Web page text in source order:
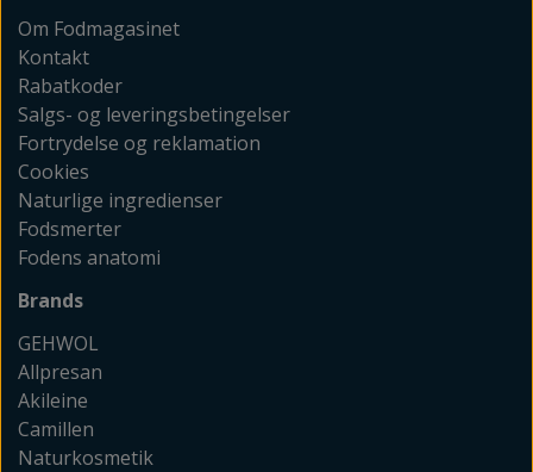
Om Fodmagasinet
Kontakt
Rabatkoder
Salgs- og leveringsbetingelser
Fortrydelse og reklamation
Cookies
Naturlige ingredienser
Fodsmerter
Fodens anatomi
Brands
GEHWOL
Allpresan
Akileine
Camillen
Naturkosmetik